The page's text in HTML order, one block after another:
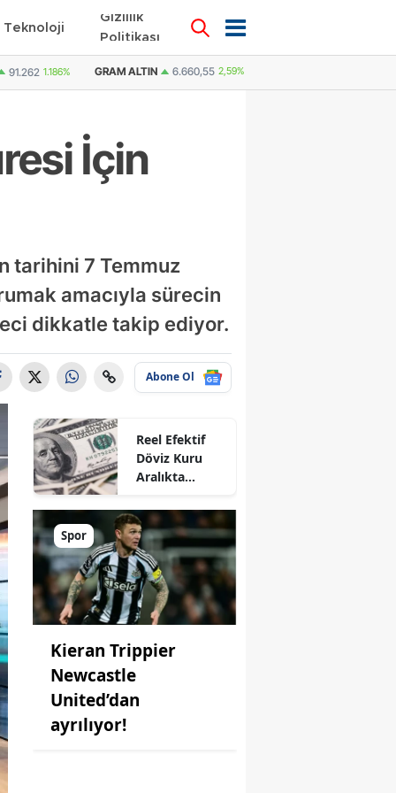
Teknoloji
Gizlilik
Politikası
KÜNYE
6.660,55 2,59% DOLAR 47,7436 0.18%
İçin
tarihini 7 Temmuz
amacıyla sürecin
dikkatle takip ediyor.
Abone Ol
Reel Efektif
Döviz Kuru
Aralıkta
Spor
Kieran Trippier
Newcastle
United’dan
ayrılıyor!